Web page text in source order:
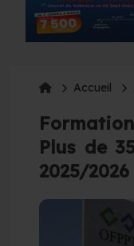
Accueil
Plus de
2025/2026